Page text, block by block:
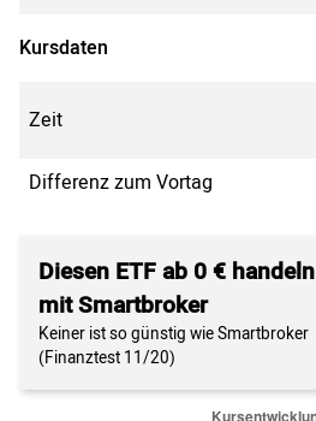
Kursdaten
Zeit
Differenz zum Vortag
Diesen ETF ab 0 € handeln
mit Smartbroker
Keiner ist so günstig wie Smartbroker
(Finanztest 11/20)